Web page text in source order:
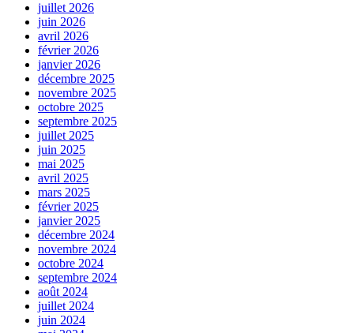
juillet 2026
juin 2026
avril 2026
février 2026
janvier 2026
décembre 2025
novembre 2025
octobre 2025
septembre 2025
juillet 2025
juin 2025
mai 2025
avril 2025
mars 2025
février 2025
janvier 2025
décembre 2024
novembre 2024
octobre 2024
septembre 2024
août 2024
juillet 2024
juin 2024